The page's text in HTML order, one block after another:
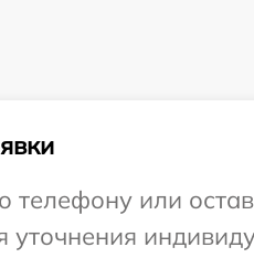
телефону или
уточнения